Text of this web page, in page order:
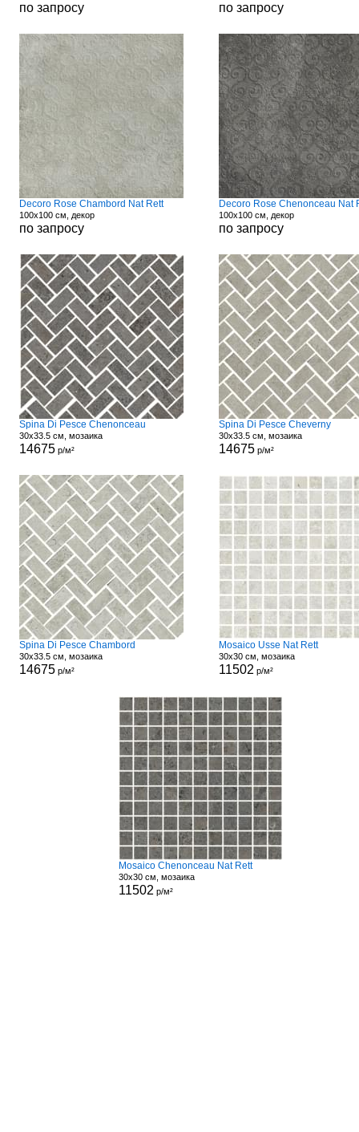
по запросу по запросу
Decoro Rose Chambord Nat Rett
100x100 см, декор
по запросу
Decoro Rose Chenonceau Nat
100x100 см, декор
по запросу
Spina Di Pesce Chenonceau
30x33.5 см, мозаика
14675р/м²
Spina Di Pesce Cheverny
30x33.5 см, мозаика
14675р/м²
Spina Di Pesce Chambord
30x33.5 см, мозаика
14675р/м²
Mosaico Usse Nat Rett
30x30 см, мозаика
11502 р/м²
Mosaico Chenonceau Nat Rett
30x30 см, мозаика
11502 р/м²